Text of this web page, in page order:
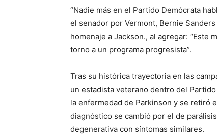
“Nadie más en el Partido Demócrata
el senador por Vermont, Bernie
homenaje a Jackson., al agregar:
torno a un programa progresista”.
Tras su histórica trayectoria en las
un estadista veterano dentro del
la enfermedad de Parkinson y se retiró
diagnóstico se cambió por el de
degenerativa con síntomas similares.